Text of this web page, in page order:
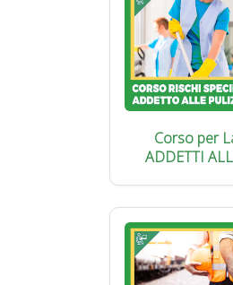
Corso per
ADDETTI